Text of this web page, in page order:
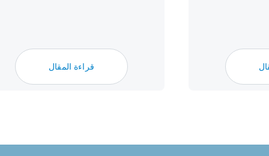
قراءة المقال